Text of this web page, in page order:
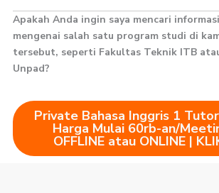
Apakah Anda ingin saya mencari
mengenai salah satu program studi di
tersebut, seperti Fakultas Teknik ITB
Unpad?
Private Bahasa Inggris 1
Harga Mulai 60rb-an/
OFFLINE atau ONLINE |